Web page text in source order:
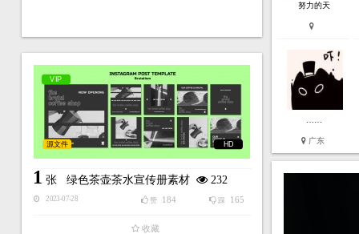
努力的天
广东
VIP
HD
源文件
1 张 绿色茶壶茶水宣传册素材 232
2023-07-28 踩 165
赞 184
收藏